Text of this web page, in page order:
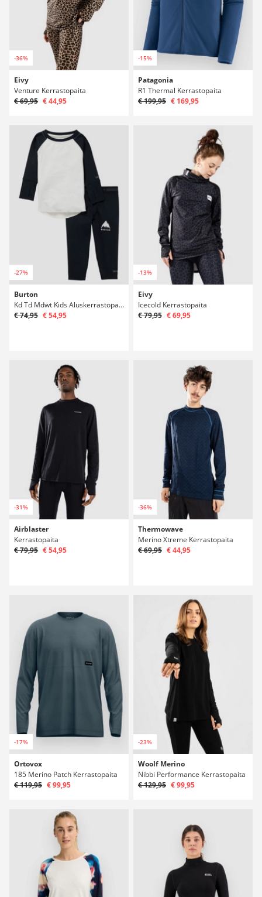
-36%
Eivy
Venture Kerrastopaita
€ 69,95 € 44,95
-15%
Patagonia
R1 Thermal Kerrastopaita
€ 199,95 € 169,95
-27%
Burton
Kd Td Mdwt Kids Aluskerrastopaita
€ 74,95 € 54,95
-13%
Eivy
Icecold Kerrastopaita
€ 79,95 € 69,95
-31%
Airblaster
Kerrastopaita
€ 79,95 € 54,95
-36%
Thermowave
Merino Xtreme Kerrastopaita
€ 69,95 € 44,95
-17%
Ortovox
185 Merino Patch Kerrastopaita
€ 119,95 € 99,95
-23%
Woolf Merino
Nibbi Performance Kerrastopaita
€ 129,95 € 99,95